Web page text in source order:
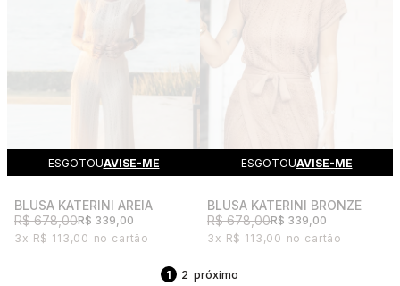
ESGOTOUAVISE-ME
BLUSA KATERINI AREIA
R$ 678,00R$ 339,00
3x R$ 113,00
ESGOTOUAVISE-ME
BLUSA KATERINI BRONZE
R$ 678,00R$ 339,00
3x R$ 113,00
1 2